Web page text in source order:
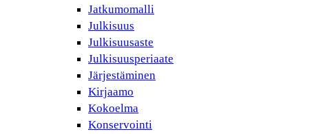
Jatkumomalli
Julkisuus
Julkisuusaste
Julkisuusperiaate
Järjestäminen
Kirjaamo
Kokoelma
Konservointi